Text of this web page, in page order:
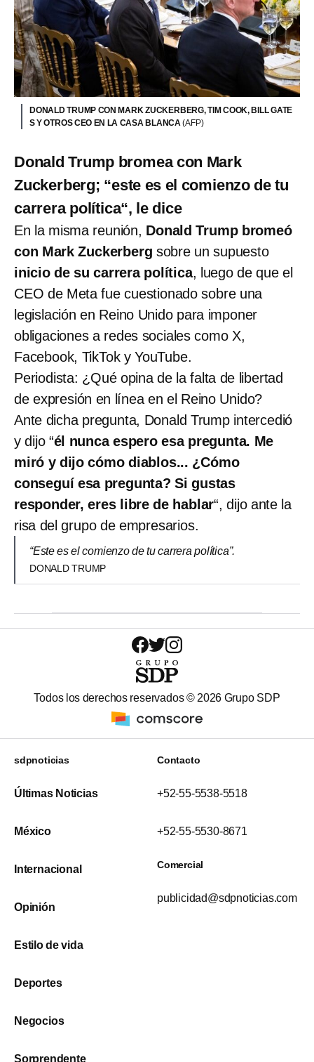
DONALD TRUMP CON MARK ZUCKERBERG, TIM COOK, BILL GATE
S Y OTROS CEO EN LA CASA BLANCA(AFP)
Donald Trump bromea con Mark
Zuckerberg; “este es el comienzo de tu
carrera política“, le dice
En la misma reunión, Donald Trump bromeó
con Mark Zuckerberg sobre un supuesto
inicio de su carrera política, luego de que el
CEO de Meta fue cuestionado sobre una
legislación en Reino Unido para imponer
obligaciones a redes sociales como X,
Facebook, TikTok y YouTube.
Periodista: ¿Qué opina de la falta de libertad
de expresión en línea en el Reino Unido?
Ante dicha pregunta, Donald Trump intercedió
y dijo “él nunca espero esa pregunta. Me
miró y dijo cómo diablos... ¿Cómo
conseguí esa pregunta? Si gustas
responder, eres libre de hablar“, dijo ante la
risa del grupo de empresarios.
“Este es el comienzo de tu carrera política”.
DONALD TRUMP
Todos los derechos reservados © 2026 Grupo SDP
sdpnoticias
Últimas Noticias
México
Internacional
Opinión
Estilo de vida
Deportes
Negocios
Sorprendente
Contacto
+52-55-5538-5518
+52-55-5530-8671
Comercial
publicidad@sdpnoticias.com